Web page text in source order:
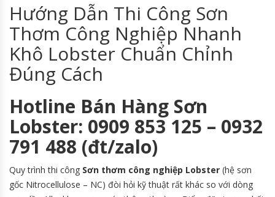
Hướng Dẫn Thi Công Sơn
Thơm Công Nghiệp Nhanh
Khô Lobster Chuẩn Chỉnh
Đúng Cách
Hotline Bán Hàng Sơn
Lobster: 0909 853 125 – 0932
791 488 (đt/zalo)
Quy trình thi công Sơn thơm công nghiệp Lobster (hệ sơn
gốc Nitrocellulose – NC) đòi hỏi kỹ thuật rất khác so với dòng